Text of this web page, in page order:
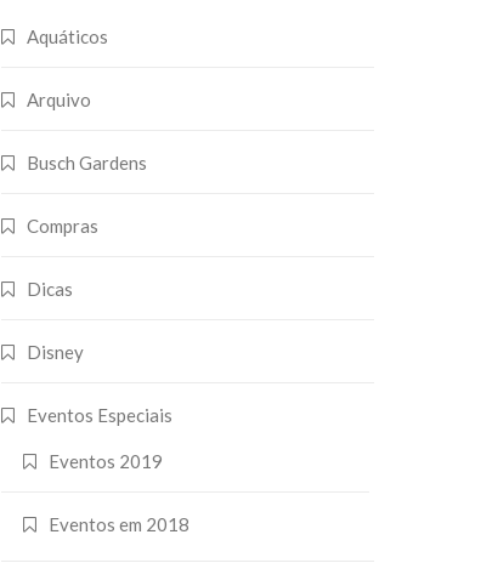
Aquáticos
Arquivo
Busch Gardens
Compras
Dicas
Disney
Eventos Especiais
Eventos 2019
Eventos em 2018